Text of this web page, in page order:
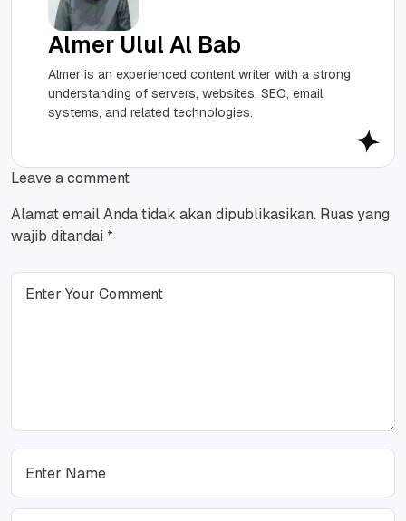
Almer Ulul Al Bab
Almer is an experienced content writer with a strong
understanding of servers, websites, SEO, email
systems, and related technologies.
Leave a comment
Alamat email Anda tidak akan dipublikasikan. Ruas yang
wajib ditandai *